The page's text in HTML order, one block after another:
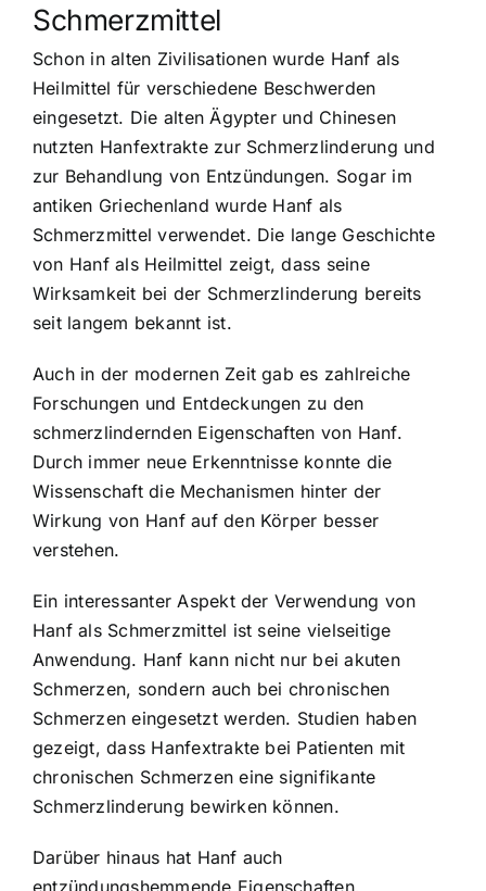
Schmerzmittel
Schon in alten Zivilisationen wurde Hanf als
Heilmittel für verschiedene Beschwerden
eingesetzt. Die alten Ägypter und Chinesen
nutzten Hanfextrakte zur Schmerzlinderung und
zur Behandlung von Entzündungen. Sogar im
antiken Griechenland wurde Hanf als
Schmerzmittel verwendet. Die lange Geschichte
von Hanf als Heilmittel zeigt, dass seine
Wirksamkeit bei der Schmerzlinderung bereits
seit langem bekannt ist.
Auch in der modernen Zeit gab es zahlreiche
Forschungen und Entdeckungen zu den
schmerzlindernden Eigenschaften von Hanf.
Durch immer neue Erkenntnisse konnte die
Wissenschaft die Mechanismen hinter der
Wirkung von Hanf auf den Körper besser
verstehen.
Ein interessanter Aspekt der Verwendung von
Hanf als Schmerzmittel ist seine vielseitige
Anwendung. Hanf kann nicht nur bei akuten
Schmerzen, sondern auch bei chronischen
Schmerzen eingesetzt werden. Studien haben
gezeigt, dass Hanfextrakte bei Patienten mit
chronischen Schmerzen eine signifikante
Schmerzlinderung bewirken können.
Darüber hinaus hat Hanf auch